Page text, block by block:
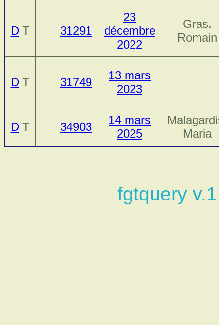
DT 31291
23
décembre
2022
Gras,
Romain
DT 31749
13 mars
2023
DT 34903
14 mars
2025
Maria
fgtquery